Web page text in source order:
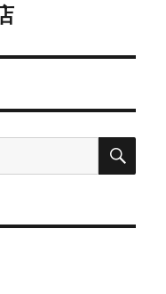
検